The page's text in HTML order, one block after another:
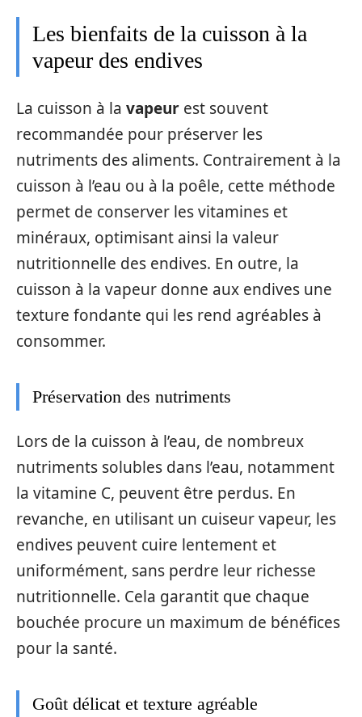
Les bienfaits de la cuisson à la
vapeur des endives
La cuisson à la vapeur est souvent
recommandée pour préserver les
nutriments des aliments. Contrairement à la
cuisson à l’eau ou à la poêle, cette méthode
permet de conserver les vitamines et
minéraux, optimisant ainsi la valeur
nutritionnelle des endives. En outre, la
cuisson à la vapeur donne aux endives une
texture fondante qui les rend agréables à
consommer.
Préservation des nutriments
Lors de la cuisson à l’eau, de nombreux
nutriments solubles dans l’eau, notamment
la vitamine C, peuvent être perdus. En
revanche, en utilisant un cuiseur vapeur, les
endives peuvent cuire lentement et
uniformément, sans perdre leur richesse
nutritionnelle. Cela garantit que chaque
bouchée procure un maximum de bénéfices
pour la santé.
Goût délicat et texture agréable